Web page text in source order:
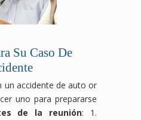
Su Caso De
un accidente de auto or
uno para prepararse
de la reunión: 1.